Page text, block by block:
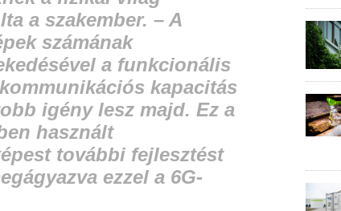
a szakember. – A
számának
a funkcionális
kommunikációs kapacitás
igény lesz majd. Ez a
használt
további fejlesztést
ezzel a 6G-